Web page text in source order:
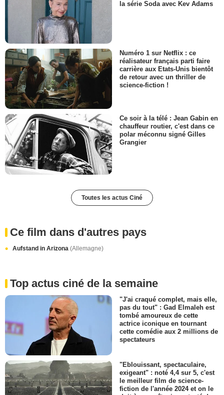
la série Soda avec Kev Adams
Numéro 1 sur Netflix : ce
réalisateur français parti faire
carrière aux Etats-Unis bientôt
de retour avec un thriller de
science-fiction !
Ce soir à la télé : Jean Gabin en
chauffeur routier, c'est dans ce
polar méconnu signé Gilles
Grangier
Toutes les actus Ciné
Ce film dans d'autres pays
Aufstand in Arizona (Allemagne)
Top actus ciné de la semaine
"J'ai craqué complet, mais elle,
pas du tout" : Gad Elmaleh est
tombé amoureux de cette
actrice iconique en tournant
cette comédie aux 2 millions de
spectateurs
"Eblouissant, spectaculaire,
exigeant" : noté 4,4 sur 5, c'est
le meilleur film de science-
fiction de l'année 2024 et on le